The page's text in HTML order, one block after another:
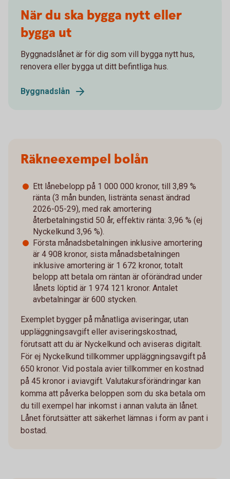
När du ska bygga nytt eller
bygga ut
Byggnadslånet är för dig som vill bygga nytt hus,
renovera eller bygga ut ditt befintliga hus.
Byggnadslån
Räkneexempel bolån
Ett lånebelopp på 1 000 000 kronor, till 3,89 %
ränta (3 mån bunden, listränta senast ändrad
2026-05-29), med rak amortering
återbetalningstid 50 år, effektiv ränta: 3,96 % (ej
Nyckelkund 3,96 %).
Första månadsbetalningen inklusive amortering
är 4 908 kronor, sista månadsbetalningen
inklusive amortering är 1 672 kronor, totalt
belopp att betala om räntan är oförändrad under
lånets löptid är 1 974 121 kronor. Antalet
avbetalningar är 600 stycken.
Exemplet bygger på månatliga aviseringar, utan
uppläggningsavgift eller aviseringskostnad,
förutsatt att du är Nyckelkund och aviseras digitalt.
För ej Nyckelkund tillkommer uppläggningsavgift på
650 kronor. Vid postala avier tillkommer en kostnad
på 45 kronor i aviavgift. Valutakursförändringar kan
komma att påverka beloppen som du ska betala om
du till exempel har inkomst i annan valuta än lånet.
Lånet förutsätter att säkerhet lämnas i form av pant i
bostad.